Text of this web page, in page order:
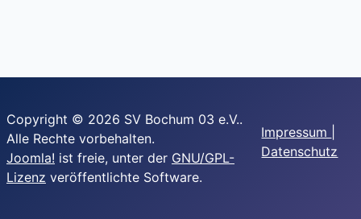
Copyright © 2026 SV Bochum 03 e.V..
Alle Rechte vorbehalten.
Joomla! ist freie, unter der GNU/GPL-
Lizenz veröffentlichte Software.
Impressum
Datenschutz